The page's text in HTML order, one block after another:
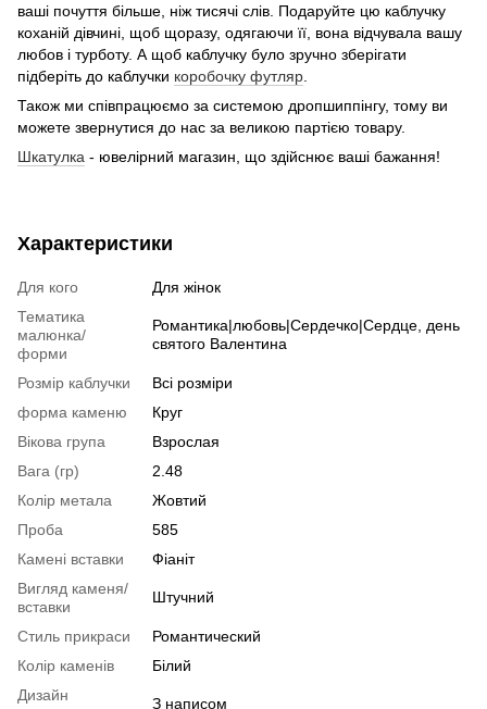
ваші почуття більше, ніж тисячі слів. Подаруйте цю каблучку
коханій дівчині, щоб щоразу, одягаючи її, вона відчувала вашу
любов і турботу. А щоб каблучку було зручно зберігати
підберіть до каблучки коробочку футляр.
Також ми співпрацюємо за системою дропшиппінгу, тому ви
можете звернутися до нас за великою партією товару.
Шкатулка - ювелірний магазин, що здійснює ваші бажання!
Характеристики
Для кого
Для жінок
Тематика
малюнка/
форми
Романтика|любовь|Сердечко|Сердце, день
святого Валентина
Розмір каблучки
Всі розміри
форма каменю
Круг
Вікова група
Взрослая
Вага (гр)
2.48
Колір метала
Жовтий
Проба
585
Камені вставки
Фіаніт
Вигляд каменя/
вставки
Штучний
Стиль прикраси
Романтический
Колір каменів
Білий
Дизайн
З написом